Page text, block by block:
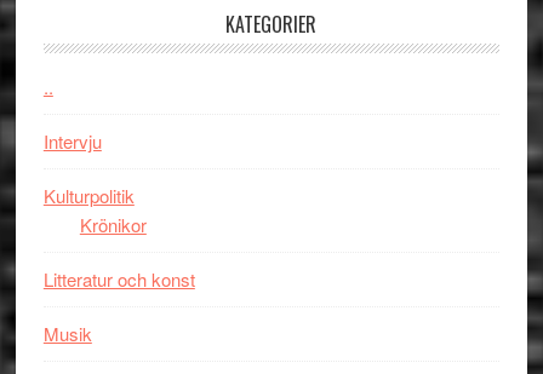
vara
KATEGORIER
..
Intervju
Kulturpolitik
Krönikor
Litteratur och konst
Musik